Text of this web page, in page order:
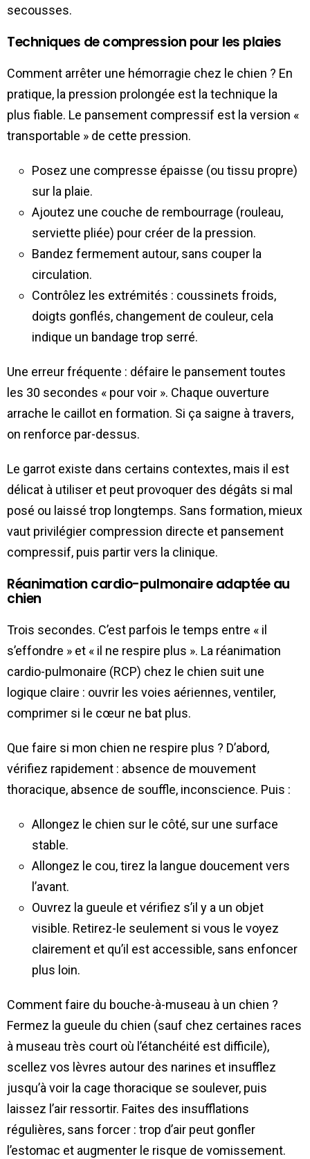
secousses.
Techniques de compression pour les plaies
Comment arrêter une hémorragie chez le chien ? En
pratique, la pression prolongée est la technique la
plus fiable. Le pansement compressif est la version «
transportable » de cette pression.
Posez une compresse épaisse (ou tissu propre)
sur la plaie.
Ajoutez une couche de rembourrage (rouleau,
serviette pliée) pour créer de la pression.
Bandez fermement autour, sans couper la
circulation.
Contrôlez les extrémités : coussinets froids,
doigts gonflés, changement de couleur, cela
indique un bandage trop serré.
Une erreur fréquente : défaire le pansement toutes
les 30 secondes « pour voir ». Chaque ouverture
arrache le caillot en formation. Si ça saigne à travers,
on renforce par-dessus.
Le garrot existe dans certains contextes, mais il est
délicat à utiliser et peut provoquer des dégâts si mal
posé ou laissé trop longtemps. Sans formation, mieux
vaut privilégier compression directe et pansement
compressif, puis partir vers la clinique.
Réanimation cardio-pulmonaire adaptée au
chien
Trois secondes. C’est parfois le temps entre « il
s’effondre » et « il ne respire plus ». La réanimation
cardio-pulmonaire (RCP) chez le chien suit une
logique claire : ouvrir les voies aériennes, ventiler,
comprimer si le cœur ne bat plus.
Que faire si mon chien ne respire plus ? D’abord,
vérifiez rapidement : absence de mouvement
thoracique, absence de souffle, inconscience. Puis :
Allongez le chien sur le côté, sur une surface
stable.
Allongez le cou, tirez la langue doucement vers
l’avant.
Ouvrez la gueule et vérifiez s’il y a un objet
visible. Retirez-le seulement si vous le voyez
clairement et qu’il est accessible, sans enfoncer
plus loin.
Comment faire du bouche-à-museau à un chien ?
Fermez la gueule du chien (sauf chez certaines races
à museau très court où l’étanchéité est difficile),
scellez vos lèvres autour des narines et insufflez
jusqu’à voir la cage thoracique se soulever, puis
laissez l’air ressortir. Faites des insufflations
régulières, sans forcer : trop d’air peut gonfler
l’estomac et augmenter le risque de vomissement.